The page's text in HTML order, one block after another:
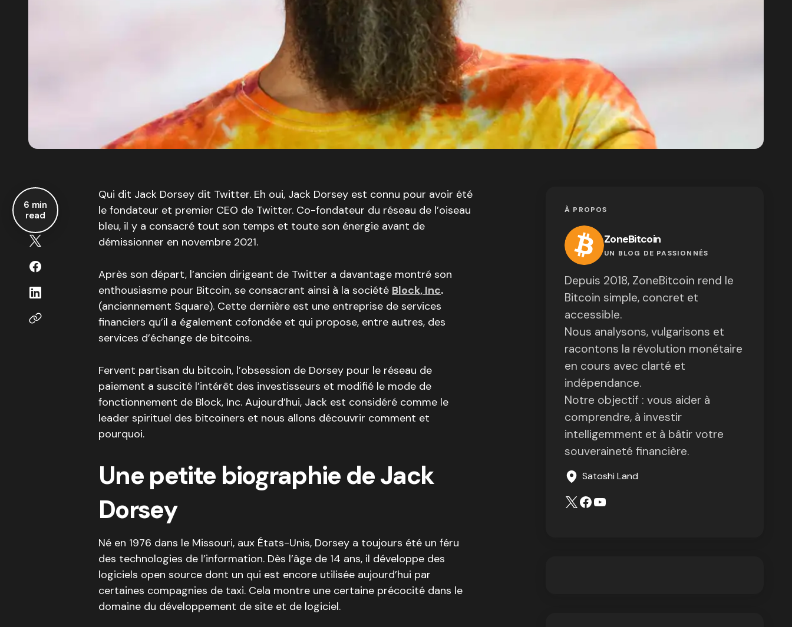
6 min
read
Qui dit Jack Dorsey dit Twitter. Eh oui, Jack Dorsey est connu pour avoir été
le fondateur et premier CEO de Twitter. Co-fondateur du réseau de l’oiseau
bleu, il y a consacré tout son temps et toute son énergie avant de
démissionner en novembre 2021.
Après son départ, l’ancien dirigeant de Twitter a davantage montré son
enthousiasme pour Bitcoin, se consacrant ainsi à la société Block, Inc.
(anciennement Square). Cette dernière est une entreprise de services
financiers qu’il a également cofondée et qui propose, entre autres, des
services d’échange de bitcoins.
Fervent partisan du bitcoin, l’obsession de Dorsey pour le réseau de
paiement a suscité l’intérêt des investisseurs et modifié le mode de
fonctionnement de Block, Inc. Aujourd’hui, Jack est considéré comme le
leader spirituel des bitcoiners et nous allons découvrir comment et
pourquoi.
Une petite biographie de Jack
Dorsey
Né en 1976 dans le Missouri, aux États-Unis, Dorsey a toujours été un féru
des technologies de l’information. Dès l’âge de 14 ans, il développe des
logiciels open source dont un qui est encore utilisée aujourd’hui par
certaines compagnies de taxi. Cela montre une certaine précocité dans le
domaine du développement de site et de logiciel.
À PROPOS
ZoneBitcoin
UN BLOG DE PASSIONNÉS
Depuis 2018, ZoneBitcoin rend le
Bitcoin simple, concret et
accessible.
Nous analysons, vulgarisons et
racontons la révolution monétaire
en cours avec clarté et
indépendance.
Notre objectif : vous aider à
comprendre, à investir
intelligemment et à bâtir votre
souveraineté financière.
Satoshi Land